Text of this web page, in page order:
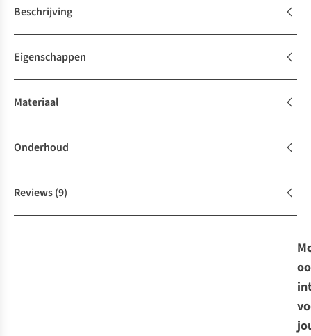
Beschrijving
Eigenschappen
Materiaal
Onderhoud
Reviews(9)